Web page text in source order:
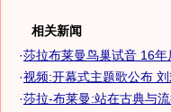
相关新闻
·莎拉布莱曼鸟巢试音 16
·视频:开幕式主题歌公布
·莎拉-布莱曼:站在古典与